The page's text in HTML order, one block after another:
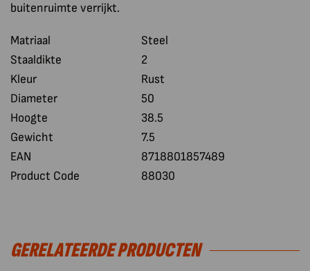
buitenruimte verrijkt.
Matriaal
Steel
Staaldikte
2
Kleur
Rust
Diameter
50
Hoogte
38.5
Gewicht
7.5
EAN
8718801857489
Product Code
88030
GERELATEERDE PRODUCTEN